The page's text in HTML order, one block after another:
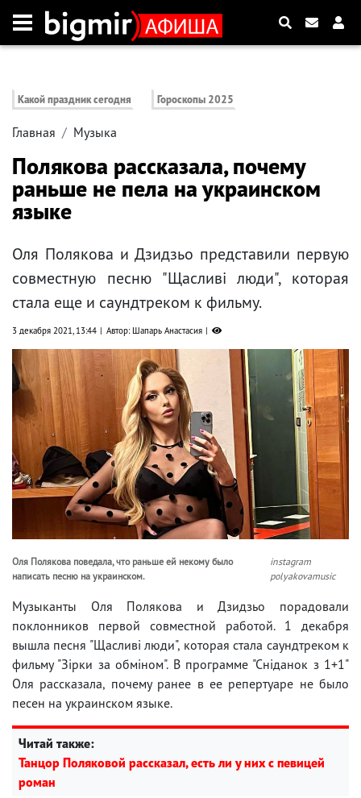
Какой праздник сегодня Гороскопы 2025
Главная Музыка
Полякова рассказала, почему
раньше не пела на украинском
языке
Оля Полякова и Дзидзьо представили первую
совместную песню "Щасливі люди", которая
стала еще и саундтреком к фильму.
3 декабря 2021, 13:44 Автор: Шапарь Анастасия
Оля Полякова поведала, что раньше ей некому было
написать песню на украинском.
instagram
polyakovamusic
Музыканты Оля Полякова и Дзидзьо порадовали
поклонников первой совместной работой. 1 декабря
вышла песня "Щасливі люди", которая стала саундтреком к
фильму "Зірки за обміном". В программе "Сніданок з 1+1"
Оля рассказала, почему ранее в ее репертуаре не было
песен на украинском языке.
Читай также:
Танцор Поляковой рассказал, есть ли у них с певицей
роман